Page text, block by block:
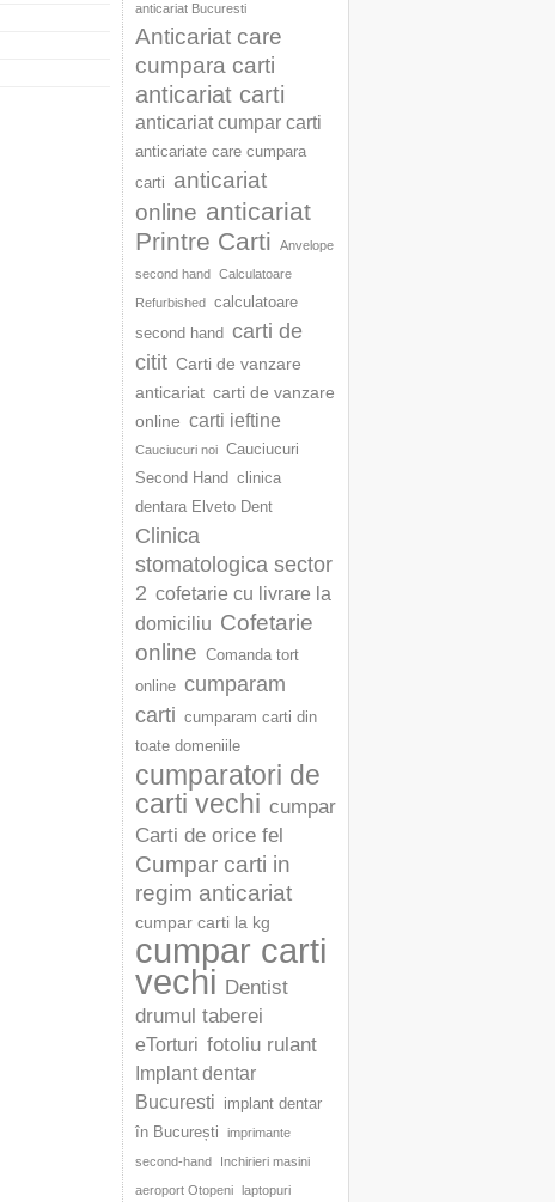
anticariat Bucuresti
Anticariat care
cumpara carti
anticariat carti
anticariat cumpar carti
anticariate care cumpara
carti
anticariat
online anticariat
Printre Carti
Anvelope
second hand Calculatoare
Refurbished calculatoare
second hand carti de
citit Carti de vanzare
anticariat carti de vanzare
online carti ieftine
Cauciucuri noi Cauciucuri
Second Hand clinica
dentara Elveto Dent
Clinica
stomatologica sector
2 cofetarie cu livrare la
domiciliu Cofetarie
online Comanda tort
online cumparam
carti cumparam carti din
toate domeniile
cumparatori de
carti vechi cumpar
Carti de orice fel
Cumpar carti in
regim anticariat
cumpar carti la kg
cumpar carti
vechi Dentist
drumul taberei
eTorturi fotoliu rulant
Implant dentar
Bucuresti
implant dentar
în București
imprimante
second-hand
Inchirieri masini
aeroport Otopeni laptopuri